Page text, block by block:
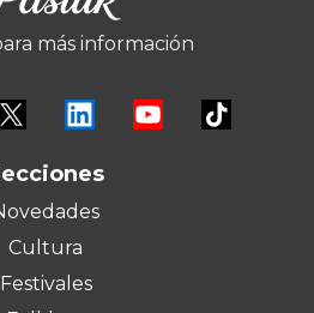
más información
Cultura
Festivales